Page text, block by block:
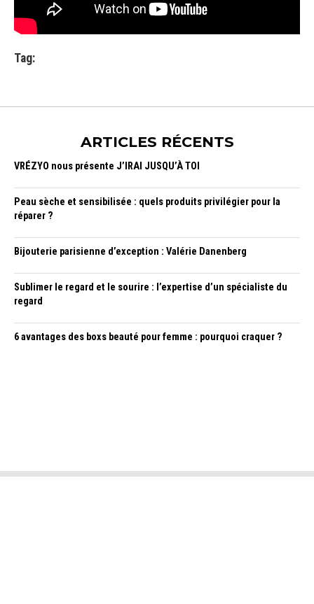
Tag:
ARTICLES RÉCENTS
VRÉZYO nous présente J’IRAI JUSQU’À TOI
Peau sèche et sensibilisée : quels produits privilégier pour la
réparer ?
Bijouterie parisienne d’exception : Valérie Danenberg
Sublimer le regard et le sourire : l’expertise d’un spécialiste du
regard
6 avantages des boxs beauté pour femme : pourquoi craquer ?